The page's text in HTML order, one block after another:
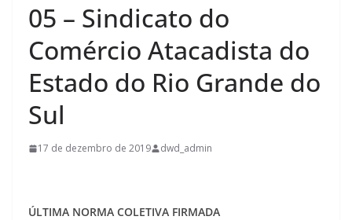
05 – Sindicato do
Comércio Atacadista do
Estado do Rio Grande do
Sul
17 de dezembro de 2019 dwd_admin
ÚLTIMA NORMA COLETIVA FIRMADA